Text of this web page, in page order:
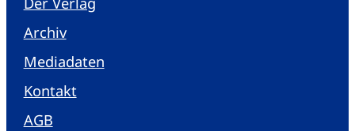
Archiv
Mediadaten
Kontakt
AGB